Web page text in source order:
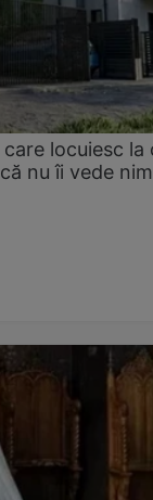
locuiesc la
nu îi vede